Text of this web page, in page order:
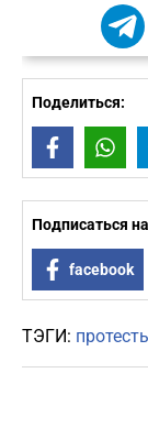
Поделиться:
Facebook
Подписаться
facebook
ТЭГИ: